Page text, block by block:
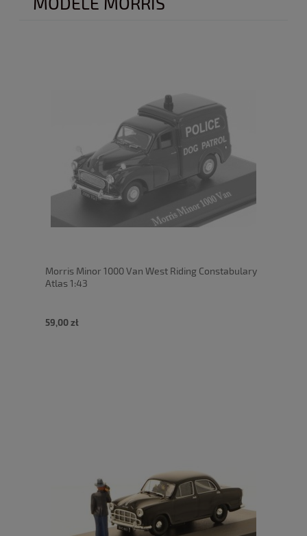
Morris Minor 1000 Van West Riding Constabulary
Atlas 1:43
59,00 zł